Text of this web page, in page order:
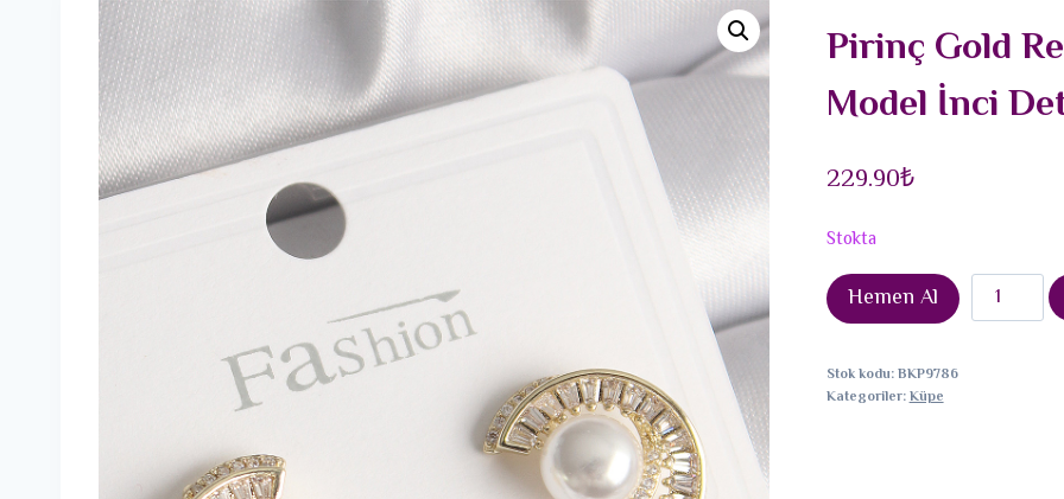
Pirinç Gold
Model İnci
229.90₺
Stokta
Hemen Al
Pirinç
Gold
Stok kodu:BKP9786
Kategoriler:Küpe